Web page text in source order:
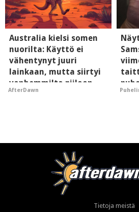
Australia kielsi somen
nuorilta: Käyttö ei
vähentynyt juuri
lainkaan, mutta siirtyi
vanhemmilta piiloon
AfterDawn
Tietoja meistä